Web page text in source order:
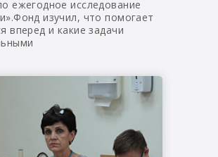
ежегодное исследование
изучил, что помогает
вперед и какие задачи